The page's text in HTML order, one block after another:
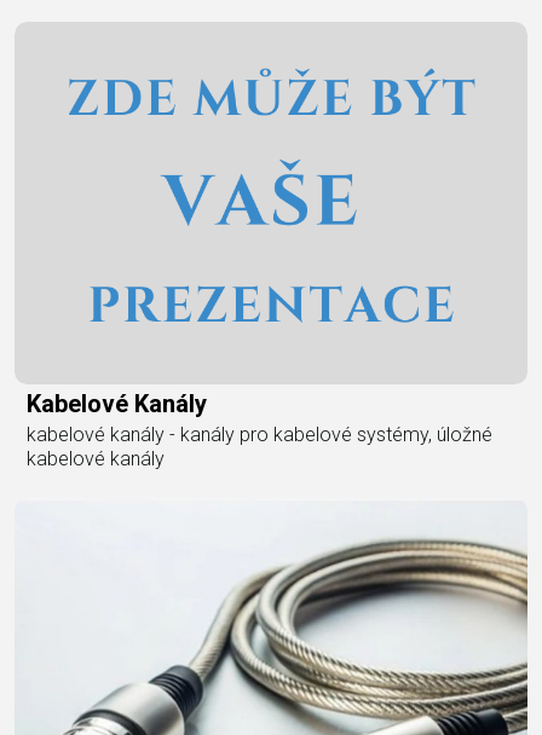
Kabelové Kanály
kabelové kanály - kanály pro kabelové systémy, úložné
kabelové kanály